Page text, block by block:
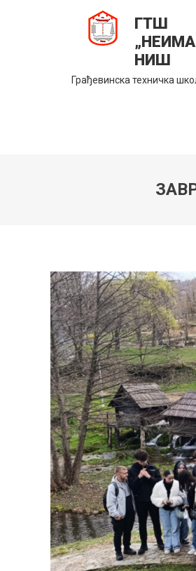
ГТШ
НИШ
Грађевинска техничка